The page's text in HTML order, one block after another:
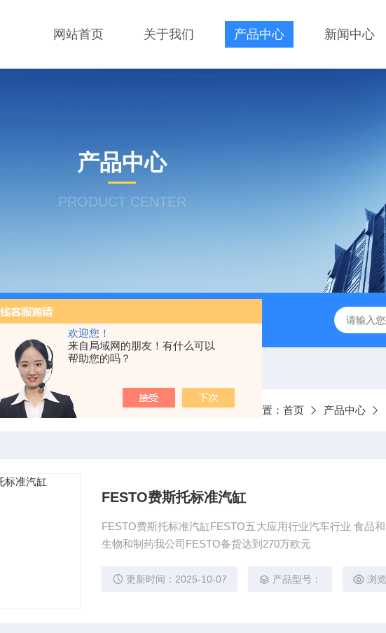
欢迎您！
来自局域网的朋友！有什么可以
帮助您的吗？
网站首页 关于我们 产品中心 新闻中心
产品中心
PRODUCT CENTER
SMC气动香港营业所 AVL-20-25-S6德国
当前位置： 首页 产品中心
FESTO费斯托标准汽缸
FESTO费斯托标准汽缸FESTO五大应用行业汽车行业 食品
生物和制药我公司FESTO备货达到270万欧元
更新时间：2025-10-07 产品型号： 浏